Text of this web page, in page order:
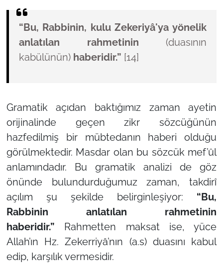
“Bu, Rabbinin, kulu Zekeriyâ'ya yönelik
anlatılan rahmetinin (duasının
kabülünün) haberidir.” [14]
Gramatik açıdan baktığımız zaman ayetin
orijinalinde geçenzikrsözcüğünün
hazfedilmiş bir mübtedanın haberi olduğu
görülmektedir. Masdar olan bu sözcük mef’ûl
anlamındadır. Bu gramatik analizi de göz
önünde bulundurduğumuz zaman, takdirî
açılım şu şekilde belirginleşiyor: “Bu,
Rabbinin anlatılan rahmetinin
haberidir.” Rahmetten maksat ise, yüce
Allah’ın Hz. Zekerriyâ’nın (a.s) duasını kabul
edip, karşılık vermesidir.